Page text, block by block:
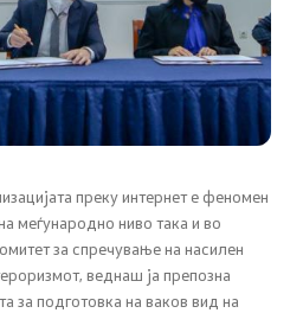
преку интернет e феномен
меѓународно ниво така и во
за спречување на насилен
веднаш ја препозна
за подготовка на ваков вид на